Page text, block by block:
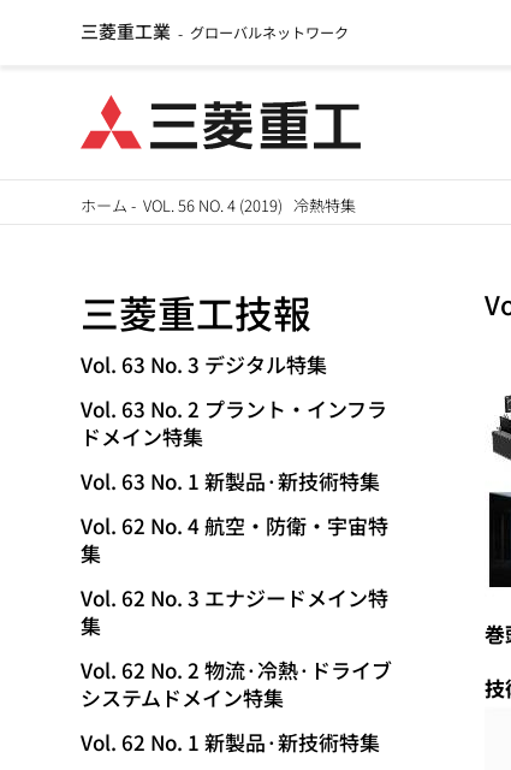
イ
三菱重工業 - グローバルネットワーク
ホーム -VOL. 56 NO. 4 (2019) 冷熱特集
巻
技
三菱重工技報
Vol. 63 No. 3 デジタル特集
Vol. 63 No. 2 プラント・インフラ
ドメイン特集
Vol. 63 No. 1 新製品·新技術特集
Vol. 62 No. 4 航空・防衛・宇宙特
集
Vol. 62 No. 3 エナジードメイン特
集
Vol. 62 No. 2 物流·冷熱·ドライブ
システムドメイン特集
Vol. 62 No. 1 新製品·新技術特集